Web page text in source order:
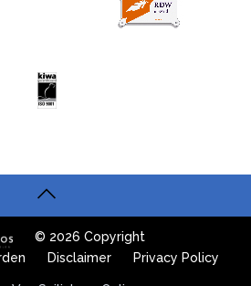
© 2026 Copyright
Disclaimer Privacy Policy